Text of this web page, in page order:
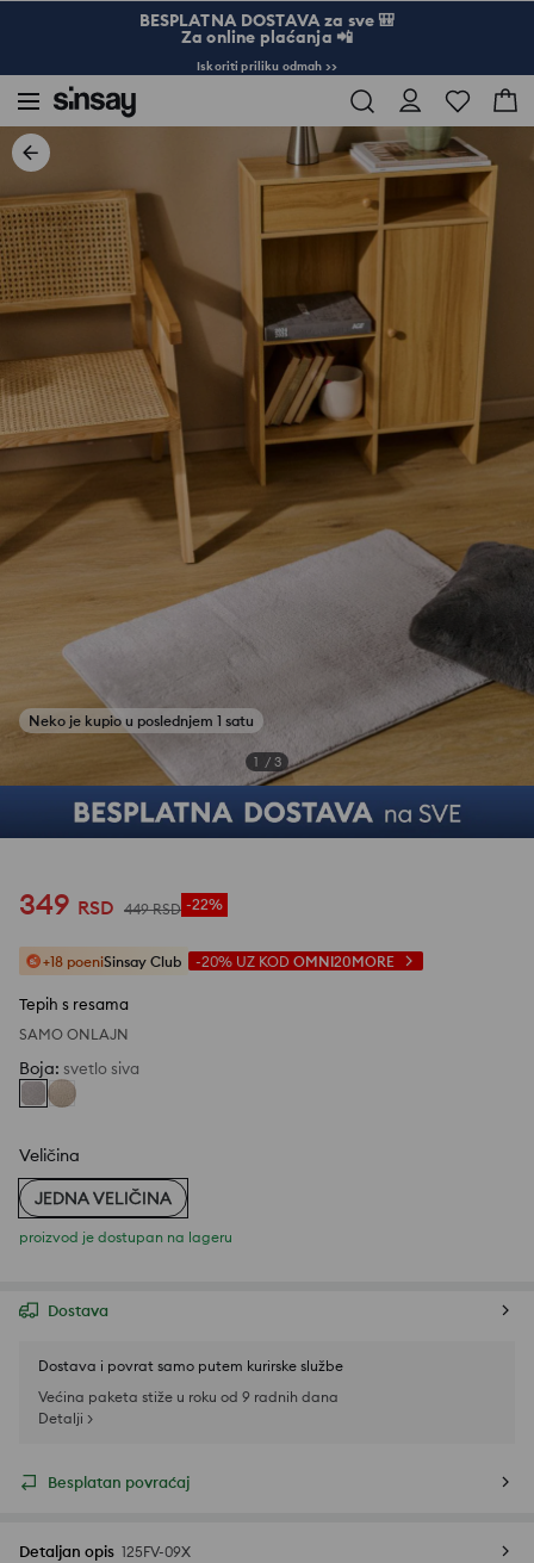
BESPLATNA DOSTAVA za sve 🎒
Za online plaćanja 📲
Iskoriti priliku odmah >>
1 / 3
349 RSD 449 RSD -22%
+18 poeniSinsay Club -20% UZ KOD OMNI20MORE
Tepih s resama
SAMO ONLAJN
Boja: svetlo siva
Veličina
JEDNA VELIČINA
proizvod je dostupan na lageru
Dostava
Dostava i povrat samo putem kurirske službe
Većina paketa stiže u roku od 9 radnih dana
Detalji >
Besplatan povraćaj
Detaljan opis 125FV-09X